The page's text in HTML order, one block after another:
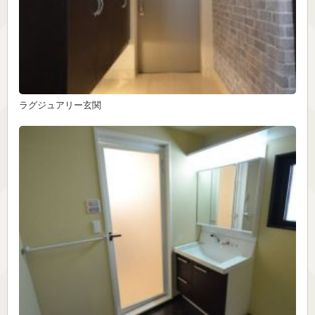
ラグジュアリー玄関